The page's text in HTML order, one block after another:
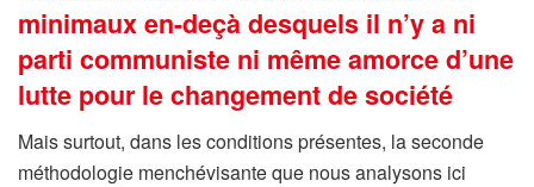
minimaux en-deçà desquels il n’y a ni
parti communiste ni même amorce d’une
lutte pour le changement de société
Mais surtout, dans les conditions présentes, la seconde
méthodologie menchévisante que nous analysons ici